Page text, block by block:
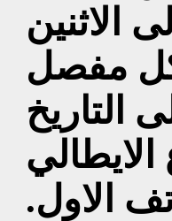
الاثنين
التاريخ
الايطالي
الاول.